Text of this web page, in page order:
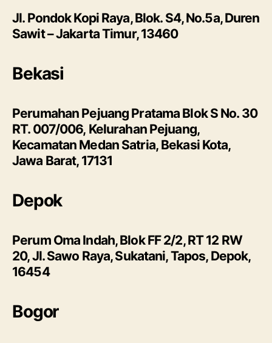
Jl. Pondok Kopi Raya, Blok. S4, No.5a, Duren
Sawit – Jakarta Timur, 13460
Bekasi
Perumahan Pejuang Pratama Blok S No. 30
RT. 007/006, Kelurahan Pejuang,
Kecamatan Medan Satria, Bekasi Kota,
Jawa Barat, 17131
Depok
Perum Oma Indah, Blok FF 2/2, RT 12 RW
20, Jl. Sawo Raya, Sukatani, Tapos, Depok,
16454
Bogor